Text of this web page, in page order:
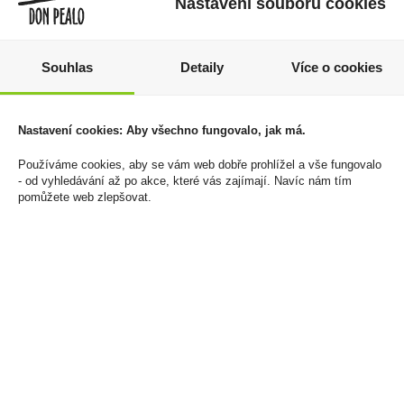
Marlboro Crafted Gold
1 660 Kč
Cena za:balení (10 ks)
Skladem:50 - 100 balení
1300mAh Black Carbon
800 Kč
Cena za:
Souhlas Detaily Více o cookies
Nastavení cookies: Aby všechno fungovalo, jak má.
Používáme cookies, aby se vám web dobře prohlížel a vše fungovalo
- od vyhledávání až po akce, které vás zajímají. Navíc nám tím
pomůžete web zlepšovat.